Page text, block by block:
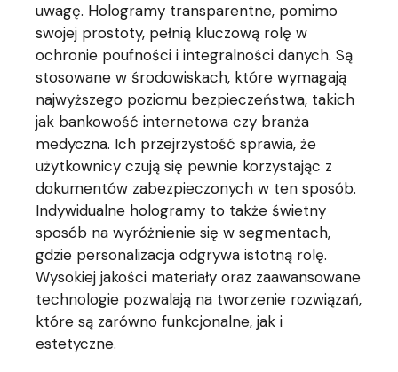
uwagę. Hologramy transparentne, pomimo
swojej prostoty, pełnią kluczową rolę w
ochronie poufności i integralności danych. Są
stosowane w środowiskach, które wymagają
najwyższego poziomu bezpieczeństwa, takich
jak bankowość internetowa czy branża
medyczna. Ich przejrzystość sprawia, że
użytkownicy czują się pewnie korzystając z
dokumentów zabezpieczonych w ten sposób.
Indywidualne hologramy to także świetny
sposób na wyróżnienie się w segmentach,
gdzie personalizacja odgrywa istotną rolę.
Wysokiej jakości materiały oraz zaawansowane
technologie pozwalają na tworzenie rozwiązań,
które są zarówno funkcjonalne, jak i
estetyczne.